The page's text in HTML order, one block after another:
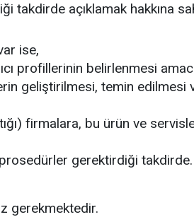
takdirde açıklamak hakkına
ise,
profillerinin belirlenmesi
geliştirilmesi, temin edilmesi
firmalara, bu ürün ve
gerektirdiği takdirde.
gerekmektedir.